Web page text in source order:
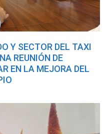
Y SECTOR DEL TAXI
REUNIÓN DE
EN LA MEJORA DEL